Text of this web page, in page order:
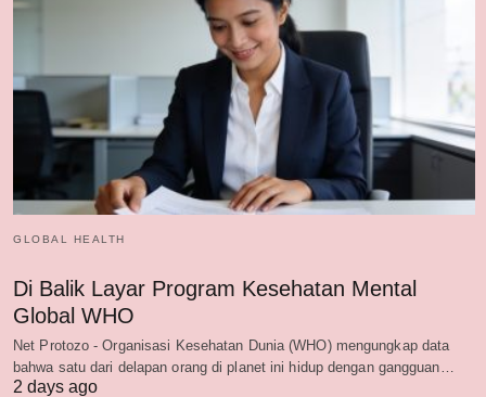
GLOBAL HEALTH
Di Balik Layar Program Kesehatan Mental
Global WHO
Net Protozo - Organisasi Kesehatan Dunia (WHO) mengungkap data
bahwa satu dari delapan orang di planet ini hidup dengan gangguan…
2 days ago